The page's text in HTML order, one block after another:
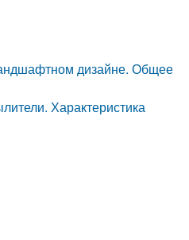
дизайне. Общее
Характеристика